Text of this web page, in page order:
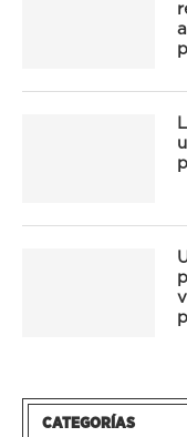
CATEGORÍAS